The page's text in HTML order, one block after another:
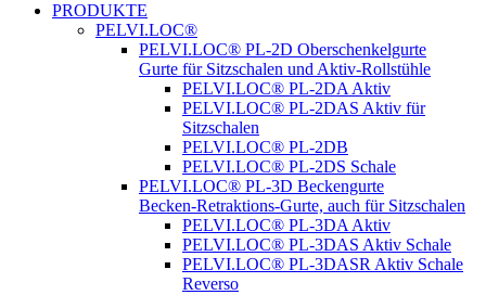
PRODUKTE
PELVI.LOC®
PELVI.LOC® PL-2D Oberschenkelgurte
Gurte für Sitzschalen und Aktiv-Rollstühle
PELVI.LOC® PL-2DA Aktiv
PELVI.LOC® PL-2DAS Aktiv für
Sitzschalen
PELVI.LOC® PL-2DB
PELVI.LOC® PL-2DS Schale
PELVI.LOC® PL-3D Beckengurte
Becken-Retraktions-Gurte, auch für Sitzschalen
PELVI.LOC® PL-3DA Aktiv
PELVI.LOC® PL-3DAS Aktiv Schale
PELVI.LOC® PL-3DASR Aktiv Schale
Reverso